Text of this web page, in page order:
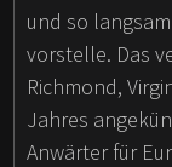
und so
vorstelle. Das
Richmond,
Jahres
Anwärter für